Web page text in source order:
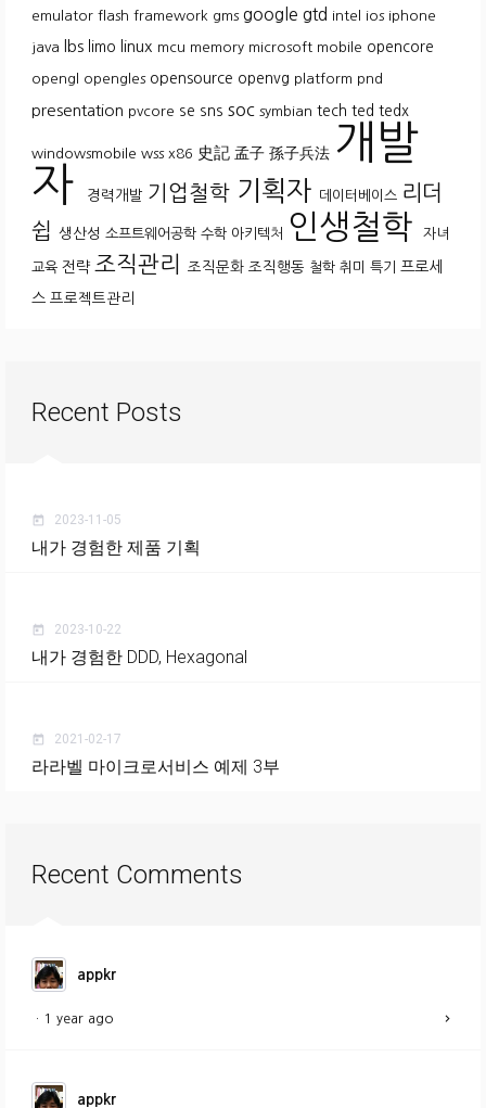
emulator flash framework gms google gtd intel ios iphone
java lbs limo linux mcu memory microsoft mobile opencore
opengl opengles opensource openvg platform pnd
presentation pvcore se sns soc symbian tech ted tedx
windowsmobile wss x86 史記 孟子 孫子兵法 개발
자
경력개발 기업철학 기획자 데이터베이스 리더
쉽 생산성 소프트웨어공학 수학 아키텍처 인생철학 자녀
교육 전략 조직관리 조직문화 조직행동 철학 취미 특기 프로세
스 프로젝트관리
Recent Posts
today 2023-11-05
내가 경험한 제품 기획
today 2023-10-22
내가 경험한 DDD, Hexagonal
today 2021-02-17
라라벨 마이크로서비스 예제 3부
Recent Comments
appkr
· 1 year ago
appkr